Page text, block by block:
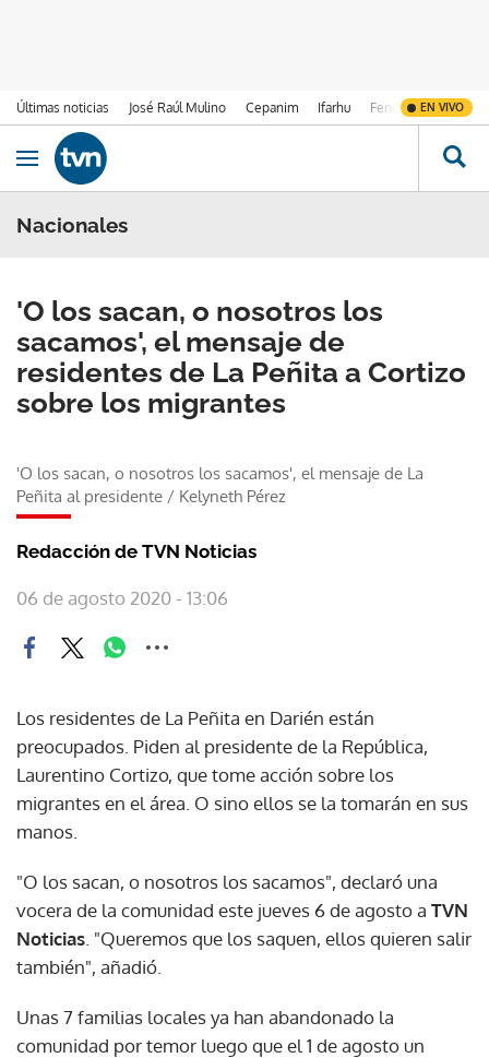
Últimas noticias José Raúl Mulino Cepanim Ifarhu Fenómeno de El
EN VIVO
Ir al contenido
Obrir navegació
Nacionales
'O los sacan, o nosotros los
sacamos', el mensaje de
residentes de La Peñita a Cortizo
sobre los migrantes
'O los sacan, o nosotros los sacamos', el mensaje de La
Peñita al presidente / Kelyneth Pérez
Redacción de TVN Noticias
06 de agosto 2020 - 13:06
Los residentes de La Peñita en Darién están
preocupados. Piden al presidente de la República,
Laurentino Cortizo, que tome acción sobre los
migrantes en el área. O sino ellos se la tomarán en sus
manos.
"O los sacan, o nosotros los sacamos", declaró una
vocera de la comunidad este jueves 6 de agosto a TVN
Noticias . "Queremos que los saquen, ellos quieren salir
también", añadió.
Unas 7 familias locales ya han abandonado la
comunidad por temor luego que el 1 de agosto un